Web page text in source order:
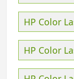
HP Color
HP Color